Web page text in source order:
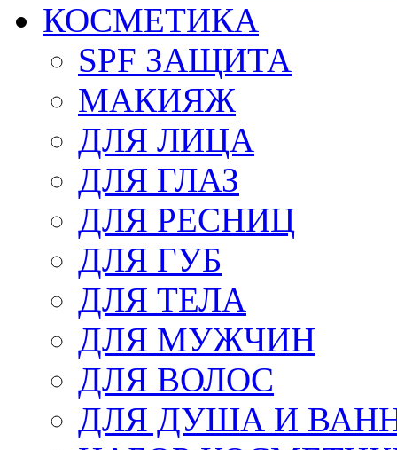
КОСМЕТИКА
SPF ЗАЩИТА
МАКИЯЖ
ДЛЯ ЛИЦА
ДЛЯ ГЛАЗ
ДЛЯ РЕСНИЦ
ДЛЯ ГУБ
ДЛЯ ТЕЛА
ДЛЯ МУЖЧИН
ДЛЯ ВОЛОС
ДЛЯ ДУША И